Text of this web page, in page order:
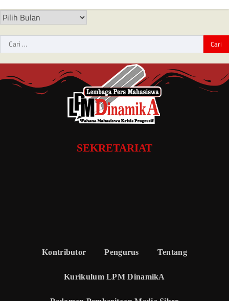
SEKRETARIAT
Kontributor Pengurus Tentang
Kurikulum LPM DinamikA